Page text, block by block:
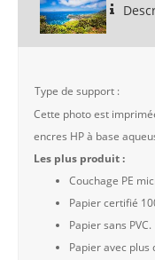
Type de support :
Cette photo est
encres HP à base
Les plus produit :
Couchage PE
Papier certifié
Papier sans PVC.
Papier avec plus